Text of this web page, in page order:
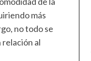
más
no todo se
relación al